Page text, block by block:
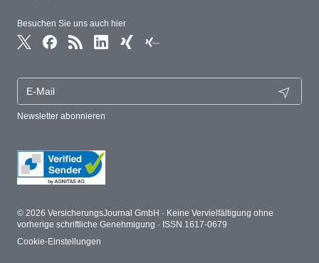
Besuchen Sie uns auch hier
Newsletter abonnieren
© 2026 VersicherungsJournal GmbH · Keine Vervielfältigung ohne
vorherige schriftliche Genehmigung · ISSN 1617-0679
Cookie-Einstellungen